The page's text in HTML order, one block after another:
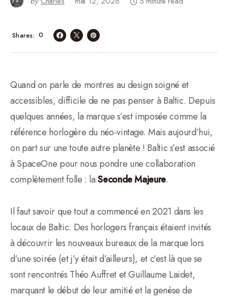
0
Shares
Quand on parle de montres au design soigné et
accessibles, difficile de ne pas penser à Baltic. Depuis
quelques années, la marque s’est imposée comme la
référence horlogère du néo-vintage. Mais aujourd’hui,
on part sur une toute autre planète ! Baltic s’est associé
à SpaceOne pour nous pondre une collaboration
complètement folle : laSeconde Majeure.
Il faut savoir que tout a commencé en 2021 dans les
locaux de Baltic. Des horlogers français étaient invités
à découvrir les nouveaux bureaux de la marque lors
d’une soirée (et j’y était d’ailleurs), et c’est là que se
sont rencontrés Théo Auffret et Guillaume Laidet,
marquant le début de leur amitié et la genèse de